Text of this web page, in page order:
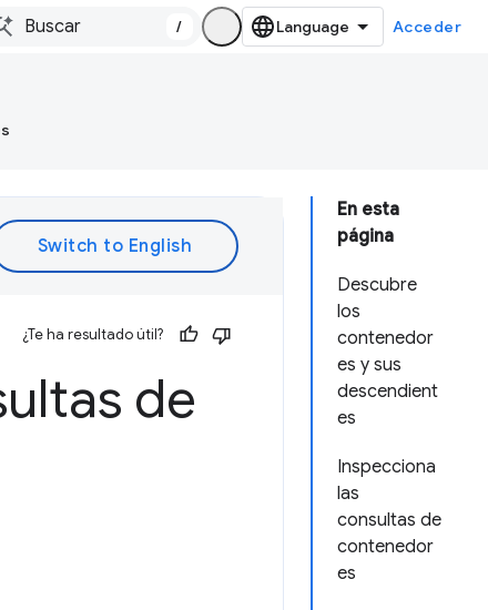
/ Acceder
En esta
página
Descubre
los
contenedor
es y sus
descendient
es
Inspecciona
las
consultas de
contenedor
es
¿Te ha resultado útil?
de